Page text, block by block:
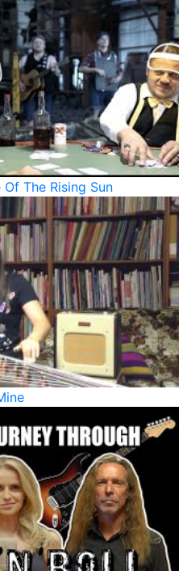
The Rising Sun